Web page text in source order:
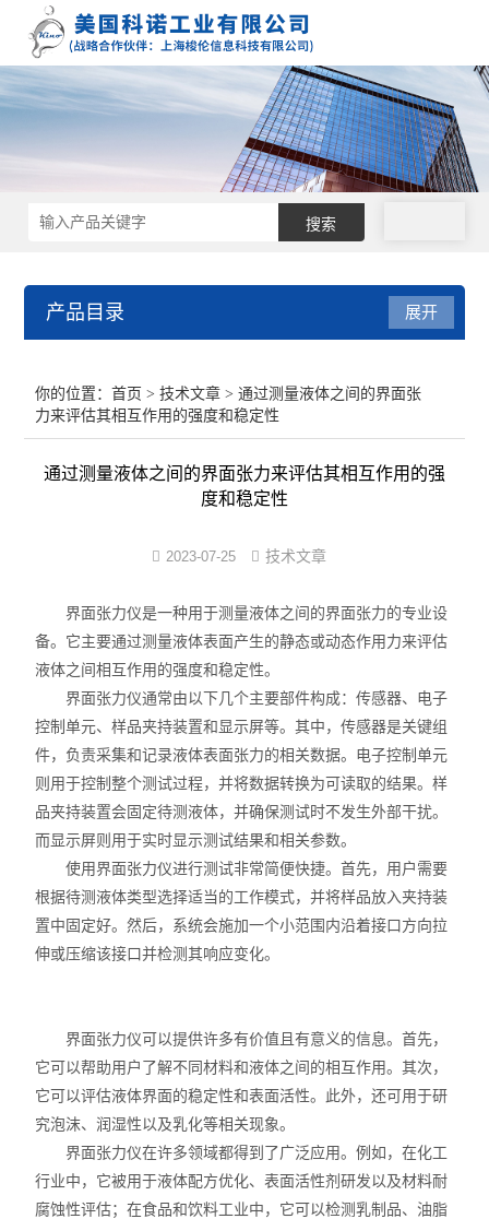
产品目录
表面张力仪
界面张力仪
水滴角测量仪
位移及其控制系统
光谱色谱分析仪器
TOF相机（Time of Flight）
展开
你的位置：首页 >技术文章 > 通过测量液体之间的界面张
力来评估其相互作用的强度和稳定性
通过测量液体之间的界面张力来评估其相互作用的强
度和稳定性
2023-07-25 技术文章
界面张力仪是一种用于测量液体之间的界面张力的专业设
备。它主要通过测量液体表面产生的静态或动态作用力来评估
液体之间相互作用的强度和稳定性。
界面张力仪通常由以下几个主要部件构成：传感器、电子
控制单元、样品夹持装置和显示屏等。其中，传感器是关键组
件，负责采集和记录液体表面张力的相关数据。电子控制单元
则用于控制整个测试过程，并将数据转换为可读取的结果。样
品夹持装置会固定待测液体，并确保测试时不发生外部干扰。
而显示屏则用于实时显示测试结果和相关参数。
使用界面张力仪进行测试非常简便快捷。首先，用户需要
根据待测液体类型选择适当的工作模式，并将样品放入夹持装
置中固定好。然后，系统会施加一个小范围内沿着接口方向拉
伸或压缩该接口并检测其响应变化。
界面张力仪可以提供许多有价值且有意义的信息。首先，
它可以帮助用户了解不同材料和液体之间的相互作用。其次，
它可以评估液体界面的稳定性和表面活性。此外，还可用于研
究泡沫、润湿性以及乳化等相关现象。
界面张力仪在许多领域都得到了广泛应用。例如，在化工
行业中，它被用于液体配方优化、表面活性剂研发以及材料耐
腐蚀性评估；在食品和饮料工业中，它可以检测乳制品、油脂